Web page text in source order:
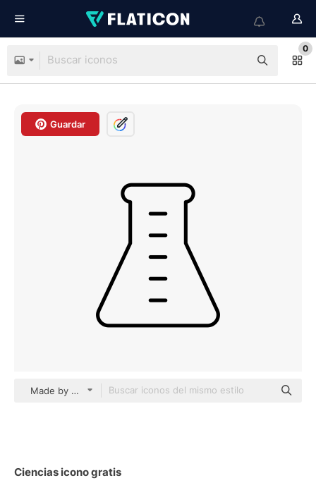
0
Guardar
Made by Made Lineal
Ciencias icono gratis